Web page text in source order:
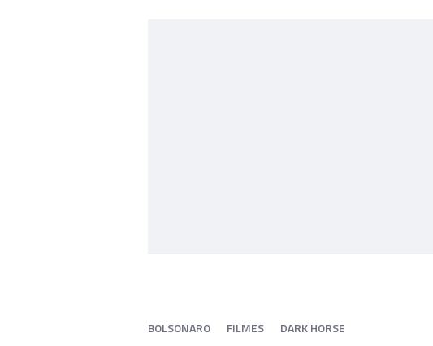
BOLSONARO FILMES DARK HORSE